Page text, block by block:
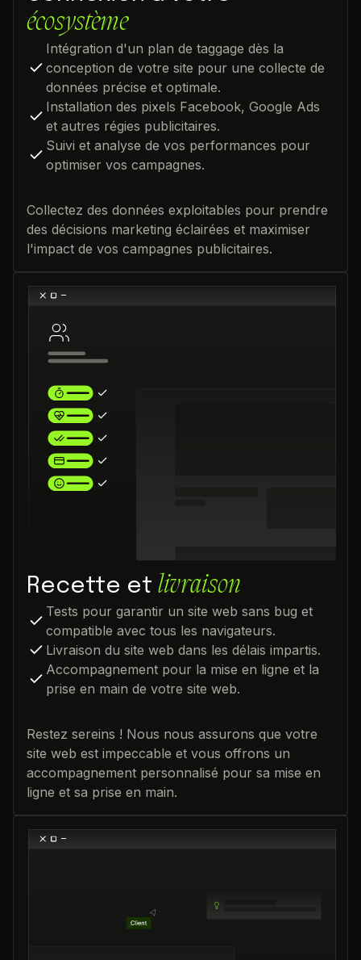
écosystème
Intégration d'un plan de taggage dès la
conception de votre site pour une collecte de
données précise et optimale.
Installation des pixels Facebook, Google Ads
et autres régies publicitaires.
Suivi et analyse de vos performances pour
optimiser vos campagnes.
Collectez des données exploitables pour prendre
des décisions marketing éclairées et maximiser
l'impact de vos campagnes publicitaires.
Recette et livraison
Tests pour garantir un site web sans bug et
compatible avec tous les navigateurs.
Livraison du site web dans les délais impartis.
Accompagnement pour la mise en ligne et la
prise en main de votre site web.
Restez sereins ! Nous nous assurons que votre
site web est impeccable et vous offrons un
accompagnement personnalisé pour sa mise en
ligne et sa prise en main.